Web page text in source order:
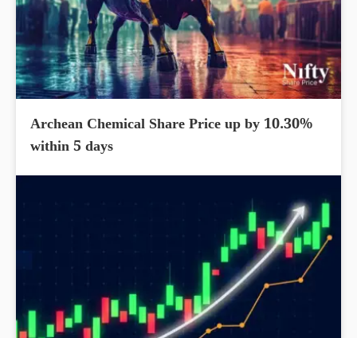
Archean Chemical Share Price up by 10.30%
within 5 days